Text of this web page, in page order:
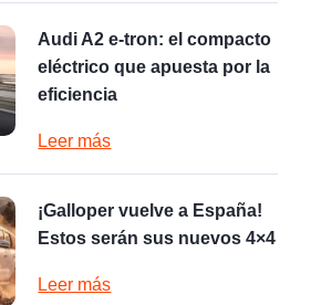
Audi A2 e-tron: el compacto
eléctrico que apuesta por la
eficiencia
Leer más
¡Galloper vuelve a España!
Estos serán sus nuevos 4×4
Leer más